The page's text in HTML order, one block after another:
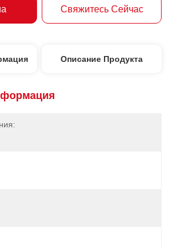
Свяжитесь Сейчас
Описание Продукта